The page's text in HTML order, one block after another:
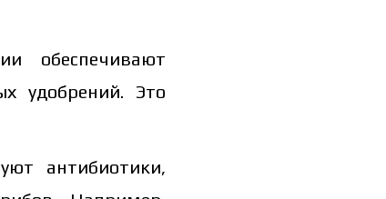
обеспечивают
удобрений. Это
антибиотики,